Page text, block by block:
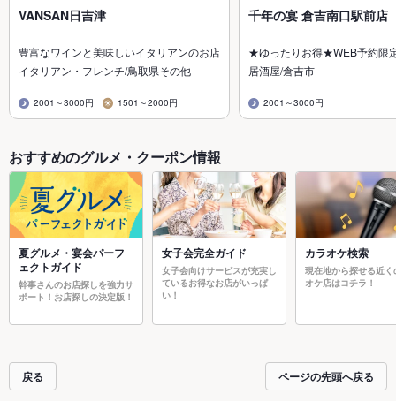
VANSAN日吉津
豊富なワインと美味しいイタリアンのお店
イタリアン・フレンチ/鳥取県その他
2001～3000円 1501～2000円
千年の宴 倉吉南口駅前店
★ゆったりお得★WEB予約限
居酒屋/倉吉市
2001～3000円
おすすめのグルメ・クーポン情報
夏グルメ・宴会パーフ
ェクトガイド
幹事さんのお店探しを強力サ
ポート！お店探しの決定版！
女子会完全ガイド
女子会向けサービスが充実し
ているお得なお店がいっぱ
い！
カラオケ検索
現在地から探せる近く
オケ店はコチラ！
戻る ページの先頭へ戻る